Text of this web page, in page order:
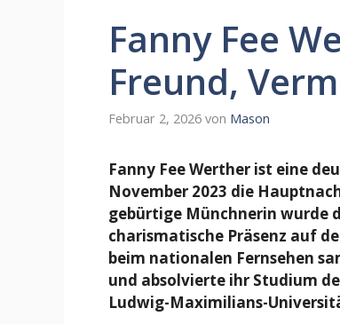
Fanny Fee
Freund,
Februar 2, 2026 von Mason
Fanny Fee Werther ist eine
November 2023 die
gebürtige Münchnerin wurde
charismatische Präsenz auf
beim nationalen Fernsehen
und absolvierte ihr Studium
Ludwig-Maximilians-